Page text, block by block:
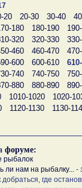
20 20-30 30-40
180 180-190
320 320-330
460 460-470
600 600-610
740 740-750
880 880-890
1010-1020 1020-
1120-1130 1130-
форуме:
рыбалок
ли нам на рыбалку... -
добраться, где